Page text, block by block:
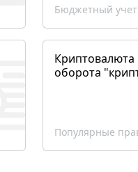
Бюджетный учет
Криптовалюта
оборота
Популярные